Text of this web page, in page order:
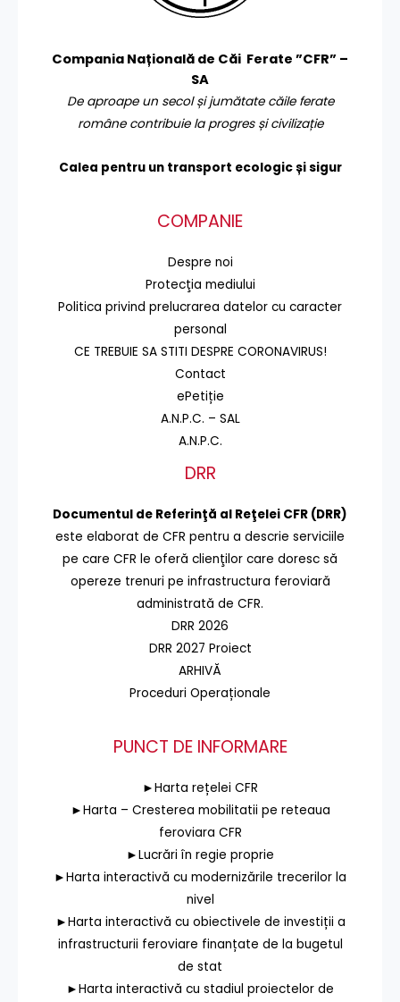
Compania Națională de Căi Ferate ”CFR” –
SA
De aproape un secol și jumătate căile ferate
române contribuie la progres și civilizație
Calea pentru un transport ecologic și sigur
COMPANIE
Despre noi
Protecţia mediului
Politica privind prelucrarea datelor cu caracter
personal
CE TREBUIE SA STITI DESPRE CORONAVIRUS!
Contact
ePetiție
A.N.P.C. – SAL
A.N.P.C.
DRR
Documentul de Referinţă al Reţelei CFR (DRR)
este elaborat de CFR pentru a descrie serviciile
pe care CFR le oferă clienţilor care doresc să
opereze trenuri pe infrastructura feroviară
administrată de CFR.
DRR 2026
DRR 2027 Proiect
ARHIVĂ
Proceduri Operaționale
PUNCT DE INFORMARE
►Harta rețelei CFR
►Harta – Cresterea mobilitatii pe reteaua
feroviara CFR
►Lucrări în regie proprie
►Harta interactivă cu modernizările trecerilor la
nivel
►Harta interactivă cu obiectivele de investiții a
infrastructurii feroviare finanțate de la bugetul
de stat
►Harta interactivă cu stadiul proiectelor de